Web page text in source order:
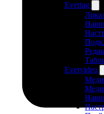
Evertag
Evervideo